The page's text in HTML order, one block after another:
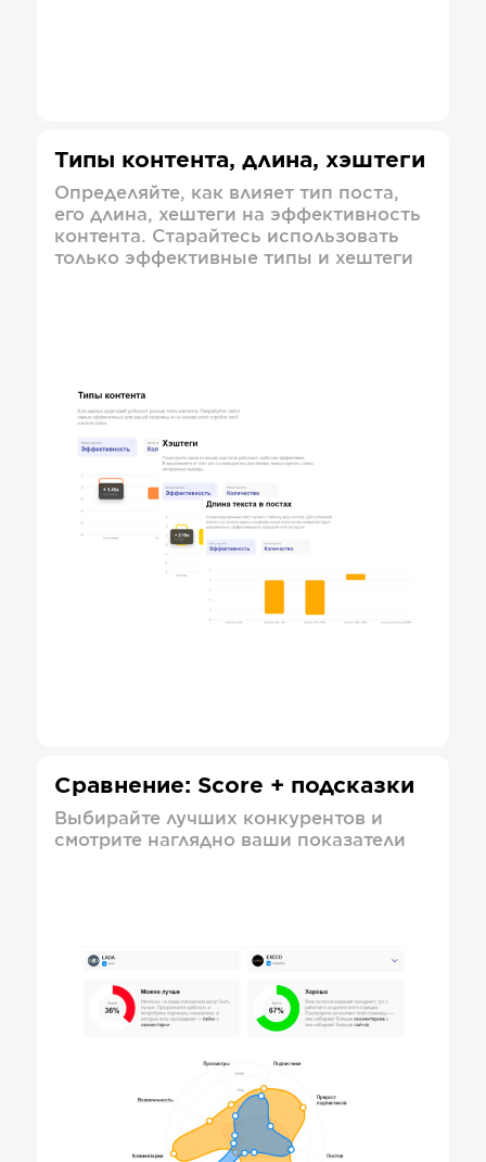
Типы контента, длина, хэштеги
Определяйте, как влияет тип поста,
его длина, хештеги на эффективность
контента. Старайтесь использовать
только эффективные типы и хештеги
Сравнение: Score + подсказки
Выбирайте лучших конкурентов и
смотрите наглядно ваши показатели